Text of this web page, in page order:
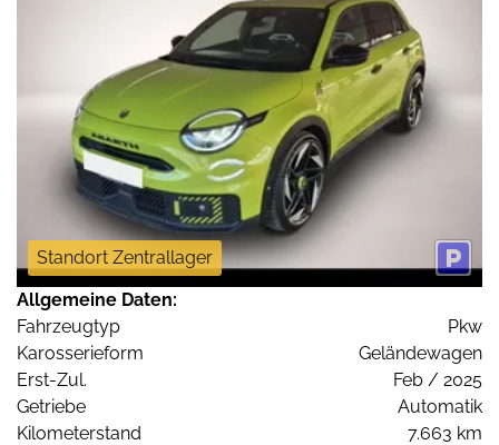
Standort Zentrallager
Allgemeine Daten:
Fahrzeugtyp
Pkw
Karosserieform
Geländewagen
Erst-Zul.
Feb / 2025
Getriebe
Automatik
Kilometerstand
7.663 km